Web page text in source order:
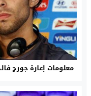
معلومات إعارة جورج